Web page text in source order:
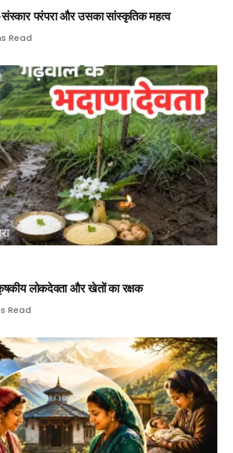
परंपरा और उसका सांस्कृतिक महत्व
Read
लोकदेवता और खेतों का रक्षक
Read